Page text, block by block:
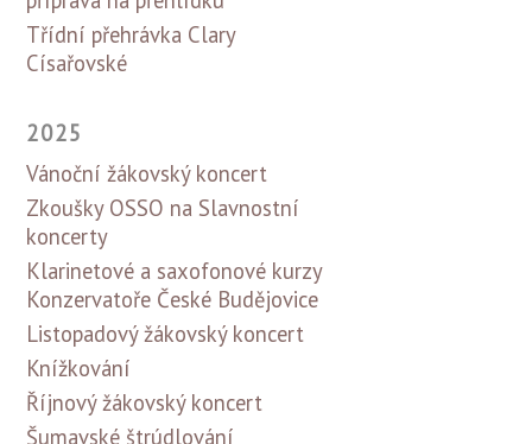
Třídní přehrávka Clary
Císařovské
2025
Vánoční žákovský koncert
Zkoušky OSSO na Slavnostní
koncerty
Klarinetové a saxofonové kurzy
Konzervatoře České Budějovice
Listopadový žákovský koncert
Knížkování
Říjnový žákovský koncert
Šumavské štrúdlování